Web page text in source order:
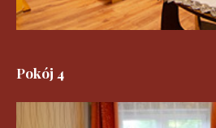
Pokój 4